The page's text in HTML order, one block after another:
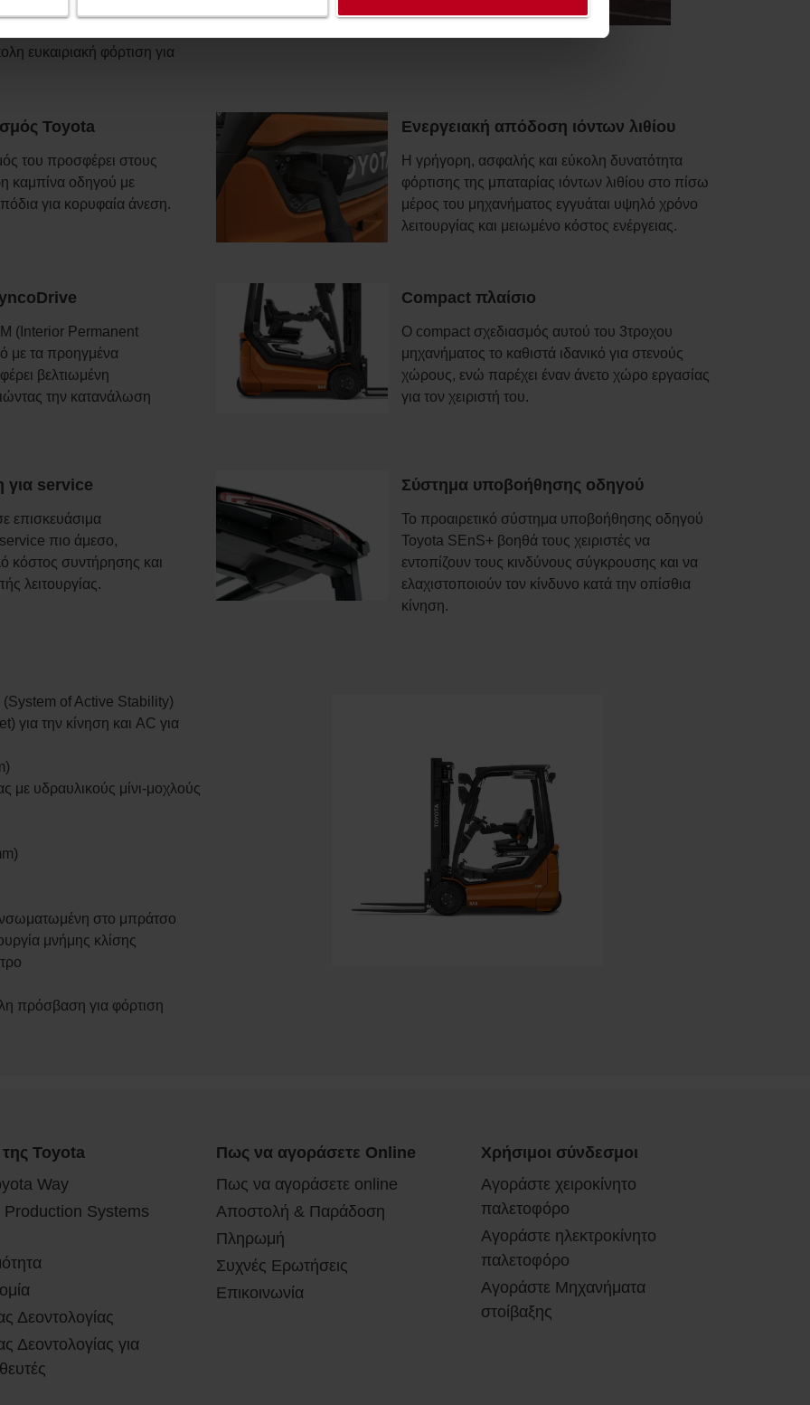
εργασίας και
Οι μπαταρίες
ευκαιριακή φόρτιση για
Toyota
του προσφέρει στους
καμπίνα οδηγού με
για κορυφαία άνεση.
Ενεργειακή απόδοση ιόντων λιθίου
Η γρήγορη, ασφαλής και εύκολη δυνατότητα
φόρτισης της μπαταρίας ιόντων λιθίου στο πίσω
μέρος του μηχανήματος εγγυάται υψηλό χρόνο
λειτουργίας και μειωμένο κόστος ενέργειας.
(Interior Permanent
με τα προηγμένα
βελτιωμένη
την κατανάλωση
Compact πλαίσιο
Ο compact σχεδιασμός αυτού του 3τροχου
μηχανήματος το καθιστά ιδανικό για στενούς
χώρους, ενώ παρέχει έναν άνετο χώρο εργασίας
για τον χειριστή του.
service
επισκευάσιμα
service πιο άμεσο,
κόστος συντήρησης και
λειτουργίας.
Σύστημα υποβοήθησης οδηγού
Το προαιρετικό σύστημα υποβοήθησης οδηγού
Toyota SEnS+ βοηθά τους χειριστές να
εντοπίζουν τους κινδύνους σύγκρουσης και να
ελαχιστοποιούν τον κίνδυνο κατά την οπίσθια
κίνηση.
(System of Active Stability)
για την κίνηση και AC για
υδραυλικούς μίνι-μοχλούς
στο μπράτσο
μνήμης κλίσης
πρόσβαση για φόρτιση
Toyota
Way
Production Systems
Δεοντολογίας
Δεοντολογίας για
Πως να αγοράσετε Online
Πως να αγοράσετε online
Αποστολή & Παράδοση
Πληρωμή
Συχνές Ερωτήσεις
Επικοινωνία
Χρήσιμοι σύνδεσμοι
Αγοράστε χειροκίνητο
παλετοφόρο
Αγοράστε ηλεκτροκίνητο
παλετοφόρο
Αγοράστε Μηχανήματα
στοίβαξης